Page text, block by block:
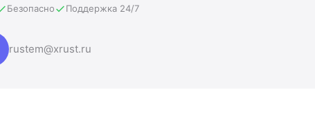
Безопасно Поддержка 24/7
rustem@xrust.ru